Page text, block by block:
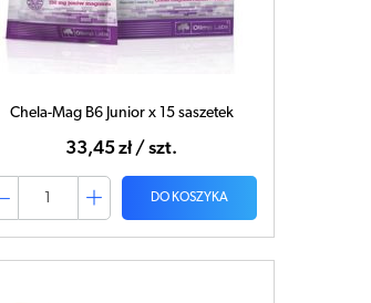
Chela-Mag B6 Junior x 15 saszetek
33,45 zł / szt.
DO KOSZYKA